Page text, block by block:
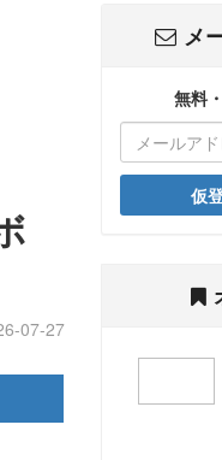
07-27
メ
無料
仮